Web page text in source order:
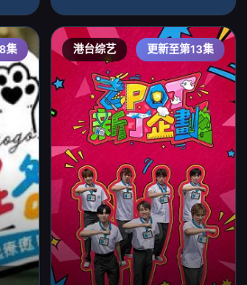
集 港台综艺 更新至第13集